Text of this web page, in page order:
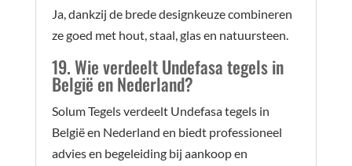
Ja, dankzij de brede designkeuze combineren
ze goed met hout, staal, glas en natuursteen.
19. Wie verdeelt Undefasa tegels in
België en Nederland?
Solum Tegels verdeelt Undefasa tegels in
België en Nederland en biedt professioneel
advies en begeleiding bij aankoop en